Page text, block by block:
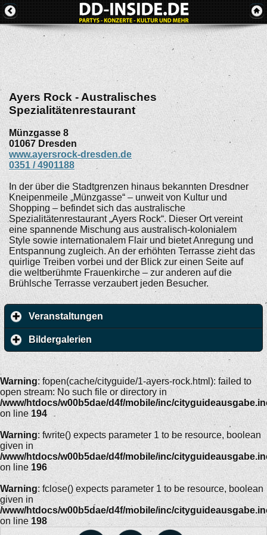
Ayers Rock - Australisches
Spezialitätenrestaurant
Münzgasse 8
01067 Dresden
www.ayersrock-dresden.de
0351 / 4901188
In der über die Stadtgrenzen hinaus bekannten Dresdner
Kneipenmeile „Münzgasse“ – unweit von Kultur und
Shopping – befindet sich das australische
Spezialitätenrestaurant „Ayers Rock“. Dieser Ort vereint
eine spannende Mischung aus australisch-kolonialem
Style sowie internationalem Flair und bietet Anregung und
Entspannung zugleich. An der erhöhten Terrasse zieht das
quirlige Treiben vorbei und der Blick zur einen Seite auf
die weltberühmte Frauenkirche – zur anderen auf die
Brühlsche Terrasse verzaubert jeden Besucher.
Veranstaltungen
Bildergalerien
Warning: fopen(cache/cityguide/1-ayers-rock.html): failed to
open stream: No such file or directory in
/www/htdocs/w00b5dae/d4f/mobile/inc/
on line 194
Warning: fwrite() expects parameter 1 to be resource, boolean
given in
/www/htdocs/w00b5dae/d4f/mobile/inc/
on line 196
Warning: fclose() expects parameter 1 to be resource, boolean
given in
/www/htdocs/w00b5dae/d4f/mobile/inc/
on line 198